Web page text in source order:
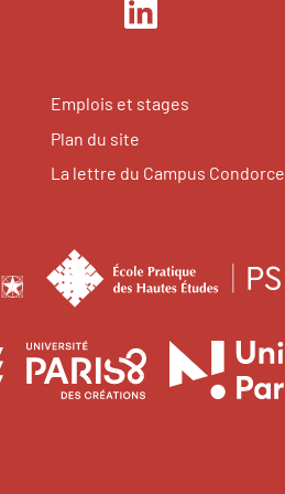
LinkedIn
Emplois et stages
Plan du site
La lettre du Campus
École
nationale
des
chartes
Université
Sorbonne
Université
Paris